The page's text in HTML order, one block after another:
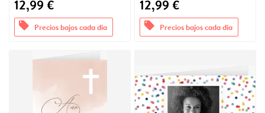
12,99 €
offers Precios bajos cada día
12,99 €
offers Precios bajos cada día